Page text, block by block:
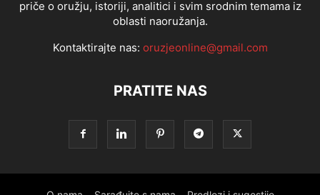
priče o oružju, istoriji, analitici i svim srodnim temama iz
oblasti naoružanja.
Kontaktirajte nas: oruzjeonline@gmail.com
PRATITE NAS